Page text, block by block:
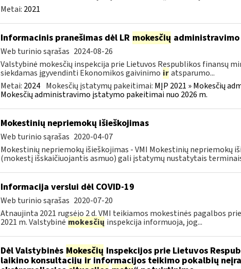
Metai: 2021
Informacinis pranešimas dėl LR mokesčių
Web turinio sąrašas 2024-08-26
Valstybinė mokesčių inspekcija prie Lietuvos Respublikos finansų
siekdamas įgyvendinti Ekonomikos gaivinimo ir atsparumo...
Metai: 2024 Mokesčių įstatymų pakeitimai: MĮP 2021 » Mokesčių
Mokesčių administravimo įstatymo pakeitimai nuo 2026 m.
Mokestinių nepriemokų išieškojimas
Web turinio sąrašas 2020-04-07
Mokestinių nepriemokų išieškojimas - VMI Mokestinių nepriemokų
(mokestį išskaičiuojantis asmuo) gali įstatymų nustatytais
Informacija verslui dėl COVID-19
Web turinio sąrašas 2020-07-20
Atnaujinta 2021 rugsėjo 2 d. VMI teikiamos mokestinės pagalbos
2021 m. Valstybinė mokesčių inspekcija informuoja, jog...
Dėl Valstybinės Mokesčių Inspekcijos prie Lietuvos
laikino konsultacijųirinformacijos teikimo pokalbių